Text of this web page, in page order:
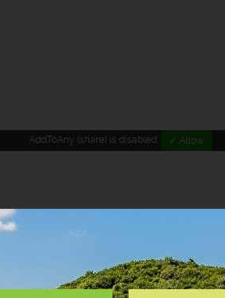
AddToAny (share) is disabled. ✓ Allow